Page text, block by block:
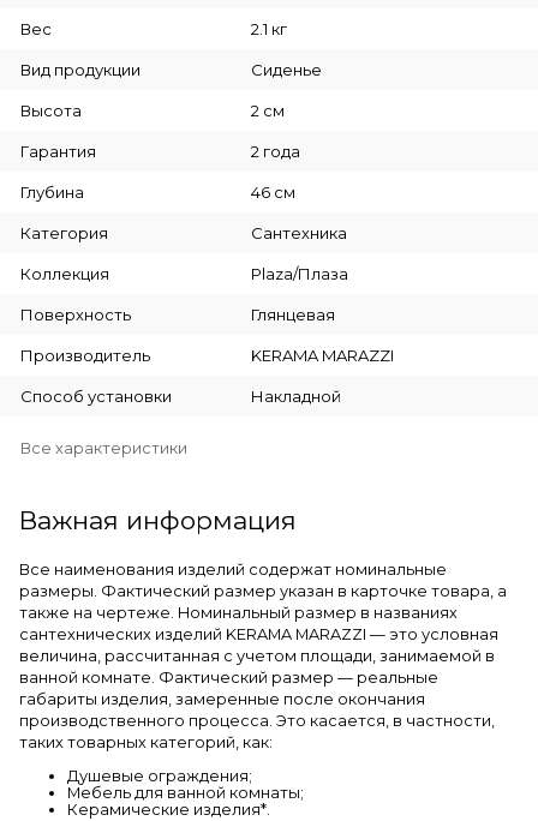
Вес 2.1 кг
Вид продукции Сиденье
Высота 2 см
Гарантия 2 года
Глубина 46 см
Категория Сантехника
Коллекция Plaza/Плаза
Поверхность Глянцевая
Производитель KERAMA MARAZZI
Способ установки Накладной
Все характеристики
Важная информация
Все наименования изделий содержат номинальные
размеры. Фактический размер указан в карточке товара, а
также на чертеже. Номинальный размер в названиях
сантехнических изделий KERAMA MARAZZI — это условная
величина, рассчитанная с учетом площади, занимаемой в
ванной комнате. Фактический размер — реальные
габариты изделия, замеренные после окончания
производственного процесса. Это касается, в частности,
таких товарных категорий, как:
Душевые ограждения;
Мебель для ванной комнаты;
Керамические изделия*.